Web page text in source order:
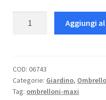
era:
€432,99.
è:
Aggiungi
COD: 06743
Categorie: Giardino,
Tag: ombrelloni-maxi